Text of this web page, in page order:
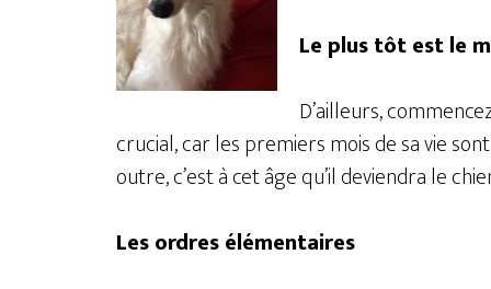
Le plus tôt est le
D’ailleurs,
crucial, car les premiers mois de sa vie
outre, c’est à cet âge qu’il deviendra le
Les ordres élémentaires